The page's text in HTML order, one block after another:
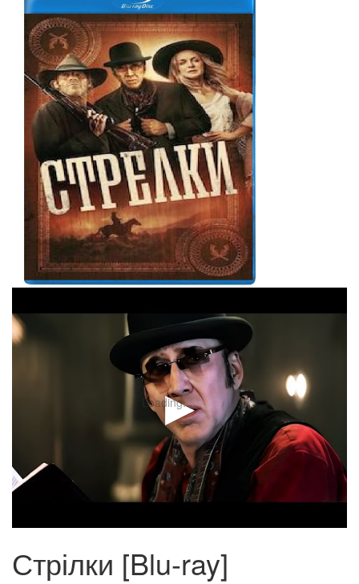
Loading...
Стрілки [Blu-ray]